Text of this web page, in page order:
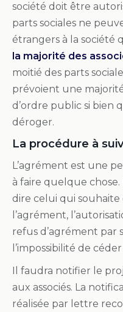
société doit être
parts sociales ne
étrangers à la société
la majorité des
moitié des parts
prévoient une
d’ordre public si bien
déroger.
La procédure à
L’agrément est une
à faire quelque chose.
dire celui qui
l’agrément,
refus d’agrément par
l’impossibilité de
Il faudra notifier le
aux associés. La
réalisée par lettre